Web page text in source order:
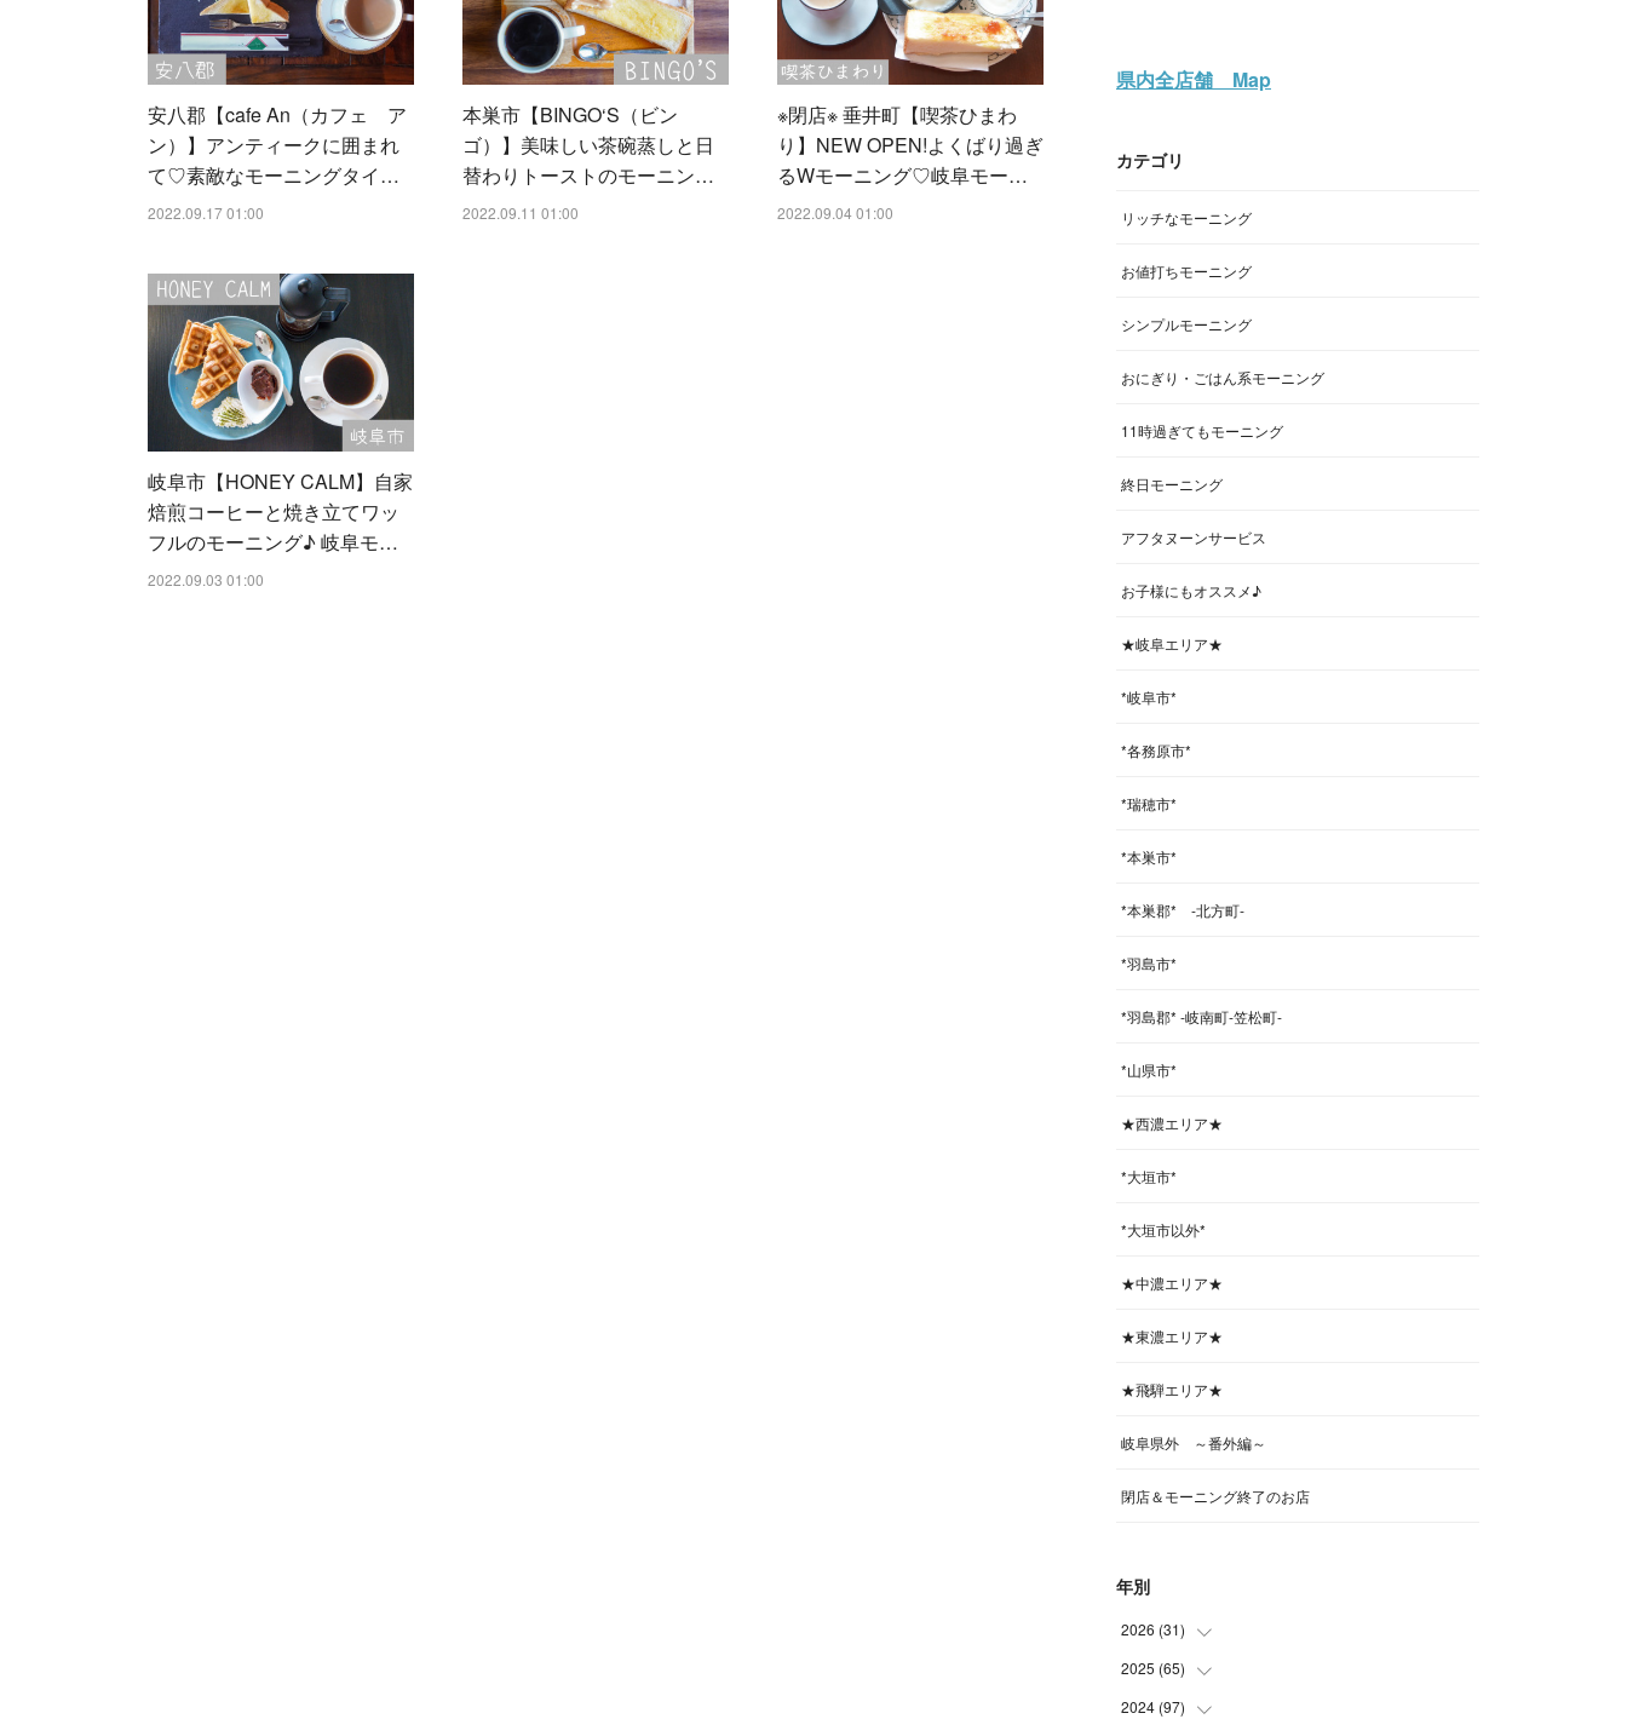
安八郡【cafe An（カフェ ア
ン）】アンティークに囲まれ
て♡素敵なモーニングタイ…
2022.09.17 01:00
本巣市【BINGO‘S（ビン
ゴ）】美味しい茶碗蒸しと日
替わりトーストのモーニン…
2022.09.11 01:00
※閉店※ 垂井町【喫茶ひまわ
り】NEW OPEN!よくばり過ぎ
るWモーニング♡岐阜モー…
2022.09.04 01:00
岐阜市【HONEY CALM】自家
焙煎コーヒーと焼き立てワッ
フルのモーニング♪ 岐阜モ…
2022.09.03 01:00
県内全店舗 Map
カテゴリ
リッチなモーニング
お値打ちモーニング
シンプルモーニング
おにぎり・ごはん系モーニング
11時過ぎてもモーニング
終日モーニング
アフタヌーンサービス
お子様にもオススメ♪
★岐阜エリア★
*岐阜市*
*各務原市*
*瑞穂市*
*本巣市*
*本巣郡* -北方町-
*羽島市*
*羽島郡* -岐南町-笠松町-
*山県市*
★西濃エリア★
*大垣市*
*大垣市以外*
★中濃エリア★
★東濃エリア★
★飛騨エリア★
岐阜県外 ～番外編～
閉店＆モーニング終了のお店
年別
2026 (31)
(4
(4
2025 (65)
(5
2024 (97)